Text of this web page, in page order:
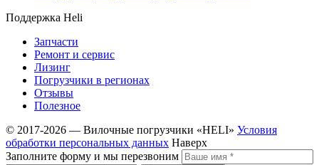
Поддержка Heli
Запчасти
Ремонт и сервис
Лизинг
Погрузчики в регионах
Отзывы
Полезное
© 2017-2026 — Вилочные погрузчики «HELI» Условия
обработки персональных данных Наверх
Заполните форму и мы перезвоним